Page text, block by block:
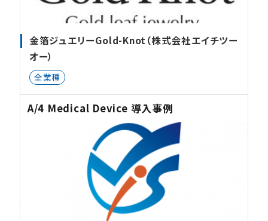
金箔ジュエリーGold-Knot（株式会社エイチツー
オー）
全業種
A/4 Medical Device 導入事例